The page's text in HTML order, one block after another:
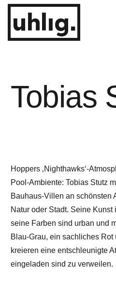
Zum
Inhalt
springenuhlig.
Tobias
Hoppers ‚Nighthawks‘-
Pool-Ambiente: Tobias Stutz
Bauhaus-Villen an schönsten
Natur oder Stadt. Seine
seine Farben sind urban und
Blau-Grau, ein sachliches Rot
kreieren eine entschleunigte
eingeladen sind zu verweilen.